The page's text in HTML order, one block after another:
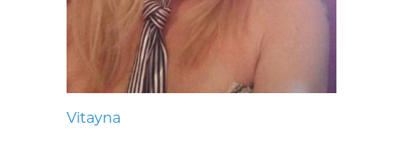
Vitayna